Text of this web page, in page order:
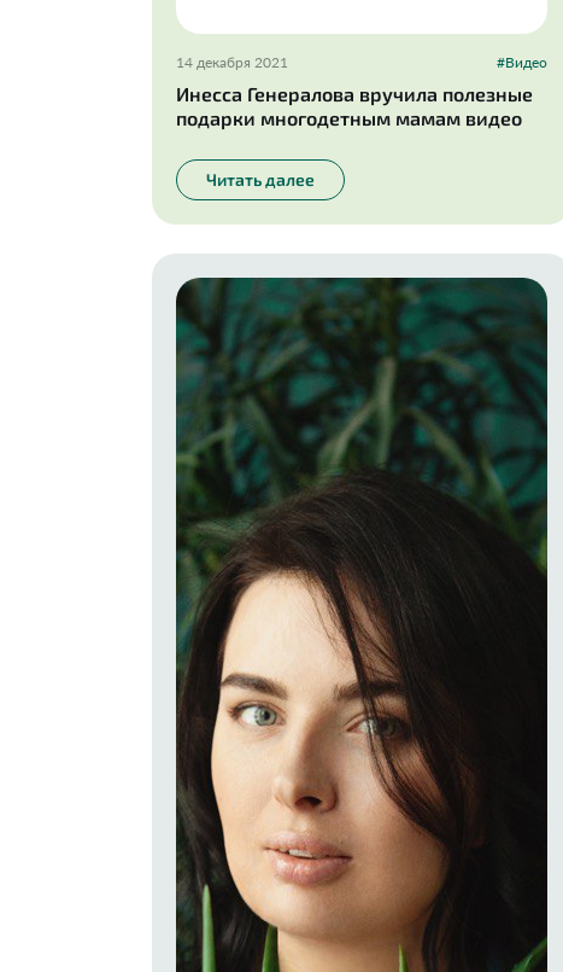
14 декабря 2021 #Видео
Инесса Генералова вручила полезные
подарки многодетным мамам видео
Читать далее